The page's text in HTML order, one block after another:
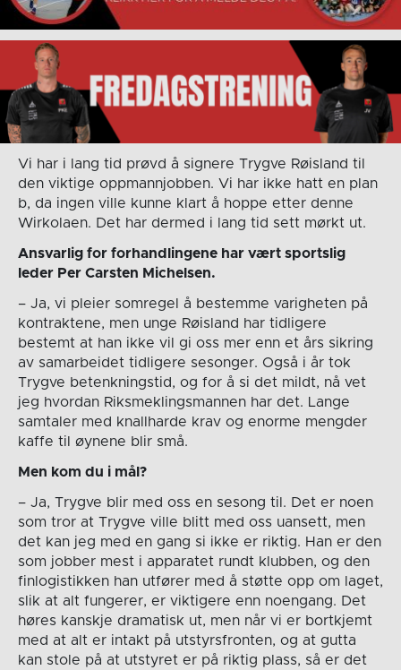
Vi har i lang tid prøvd å signere Trygve Røisland til
den viktige oppmannjobben. Vi har ikke hatt en plan
b, da ingen ville kunne klart å hoppe etter denne
Wirkolaen. Det har dermed i lang tid sett mørkt ut.
Ansvarlig for forhandlingene har vært sportslig
leder Per Carsten Michelsen.
– Ja, vi pleier somregel å bestemme varigheten på
kontraktene, men unge Røisland har tidligere
bestemt at han ikke vil gi oss mer enn et års sikring
av samarbeidet tidligere sesonger. Også i år tok
Trygve betenkningstid, og for å si det mildt, nå vet
jeg hvordan Riksmeklingsmannen har det. Lange
samtaler med knallharde krav og enorme mengder
kaffe til øynene blir små.
Men kom du i mål?
– Ja, Trygve blir med oss en sesong til. Det er noen
som tror at Trygve ville blitt med oss uansett, men
det kan jeg med en gang si ikke er riktig. Han er den
som jobber mest i apparatet rundt klubben, og den
finlogistikken han utfører med å støtte opp om laget,
slik at alt fungerer, er viktigere enn noengang. Det
høres kanskje dramatisk ut, men når vi er bortkjemt
med at alt er intakt på utstyrsfronten, og at gutta
kan stole på at utstyret er på riktig plass, så er det